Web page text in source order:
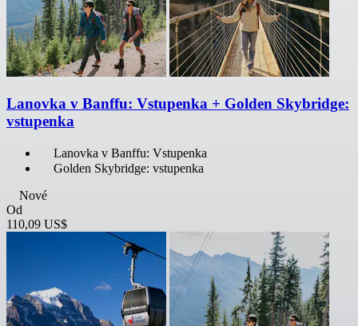
Lanovka v Banffu: Vstupenka + Golden Skybridge:
vstupenka
Lanovka v Banffu: Vstupenka
Golden Skybridge: vstupenka
Nové
Od
110,09 US$